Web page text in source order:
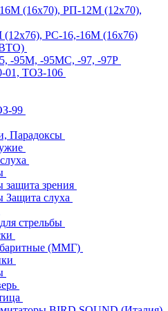
(16х70), РП-12М (12х70),
РС-16,-16М (16х76)
-95М, -95МС, -97, -97Р
ТОЗ-106
99
Парадоксы
защита зрения
Защита слуха
стрельбы
(ММГ)